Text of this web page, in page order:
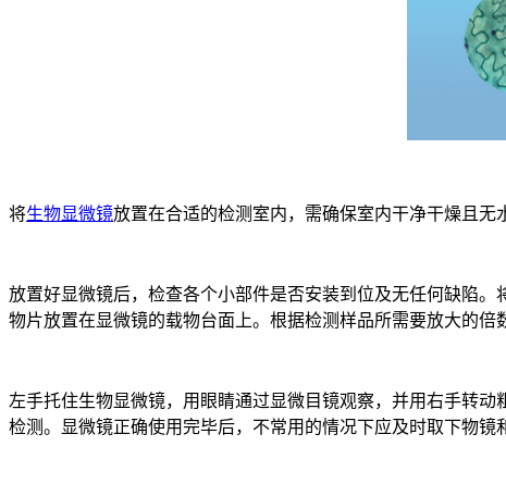
将生物显微镜放置在合适的检测室内，需确保室内干净干燥且无
放置好显微镜后，检查各个小部件是否安装到位及无任何缺陷
物片放置在显微镜的载物台面上。根据检测样品所需要放大的倍
左手托住生物显微镜，用眼睛通过显微目镜观察，并用右手转
检测。显微镜正确使用完毕后，不常用的情况下应及时取下物镜